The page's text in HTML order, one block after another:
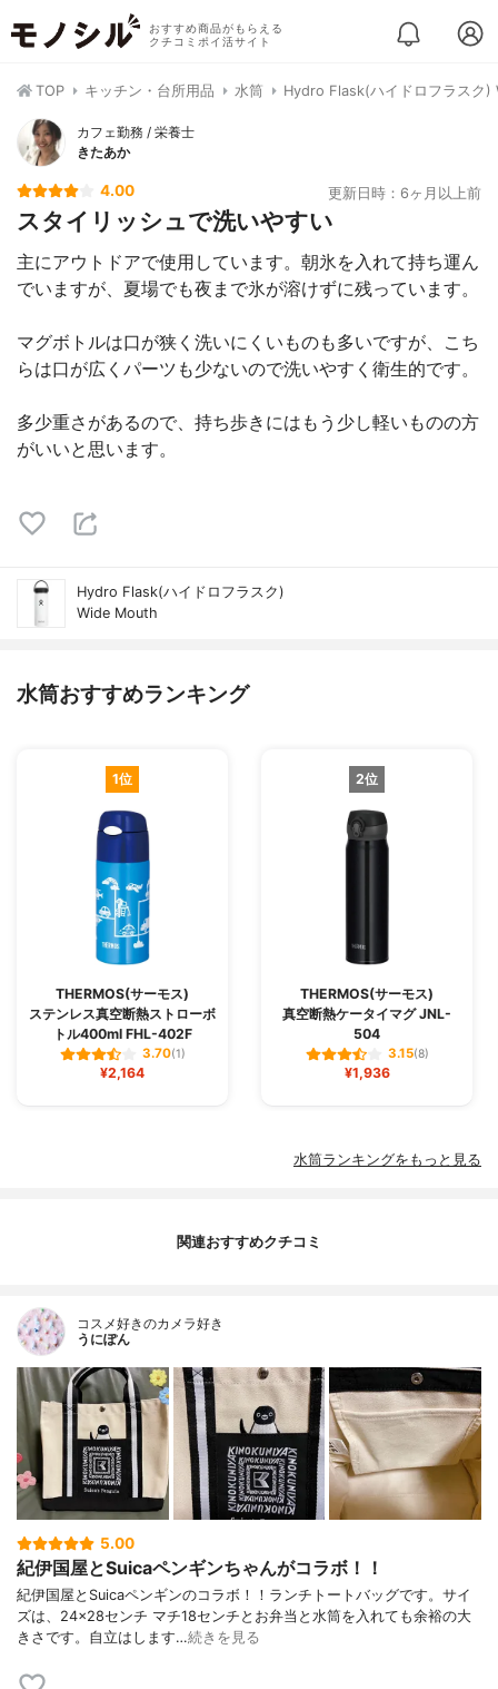
おすすめ商品がもらえる
クチコミポイ活サイト
TOP キッチン・台所用品 水筒 Hydro Flask(ハイドロフラスク)
カフェ勤務 / 栄養士
きたあか
4.00 更新日時：6ヶ月以上前
スタイリッシュで洗いやすい
主にアウトドアで使用しています。朝氷を入れて持ち運ん
でいますが、夏場でも夜まで氷が溶けずに残っています。
マグボトルは口が狭く洗いにくいものも多いですが、こち
らは口が広くパーツも少ないので洗いやすく衛生的です。
多少重さがあるので、持ち歩きにはもう少し軽いものの方
がいいと思います。
Hydro Flask(ハイドロフラスク)
Wide Mouth
水筒おすすめランキング
1位
THERMOS(サーモス)
ステンレス真空断熱ストローボ
トル400ml FHL-402F
3.70(1)
¥2,164
2位
THERMOS(サーモス)
真空断熱ケータイマグ JNL-
504
3.15(8)
¥1,936
水筒ランキングをもっと見る
関連おすすめクチコミ
コスメ好きのカメラ好き
うにぽん
5.00
紀伊国屋とSuicaペンギンちゃんがコラボ！！
紀伊国屋とSuicaペンギンのコラボ！！ランチトートバッグです。サイ
ズは、24×28センチ マチ18センチとお弁当と水筒を入れても余裕の大
きさです。自立はします…続きを見る